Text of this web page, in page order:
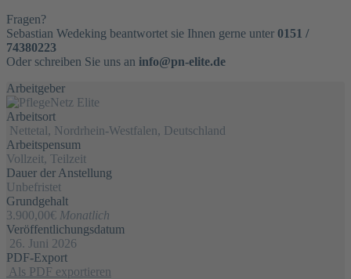
Fragen?
Sebastian Wedeking beantwortet sie Ihnen gerne unter 0151 /
74380223
Oder schreiben Sie uns an info@pn-elite.de
Arbeitgeber
Arbeitsort
Nettetal, Nordrhein-Westfalen, Deutschland
Arbeitspensum
Vollzeit, Teilzeit
Dauer der Anstellung
Unbefristet
Grundgehalt
3.900,00€ Monatlich
Veröffentlichungsdatum
26. Juni 2026
PDF-Export
Als PDF exportieren